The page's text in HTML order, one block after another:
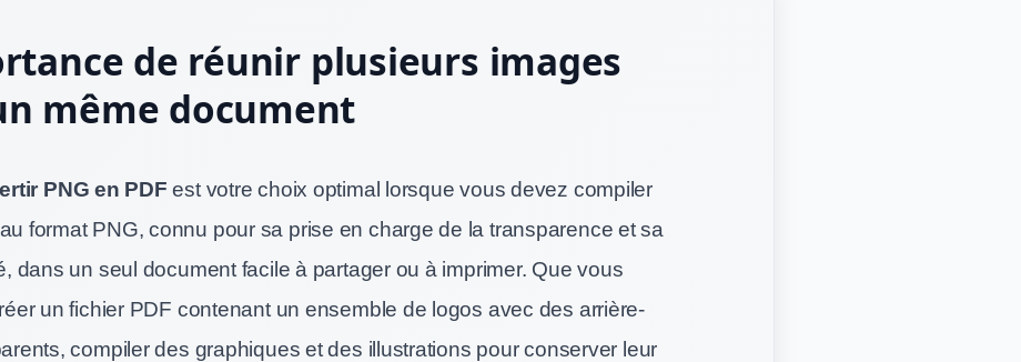
de réunir plusieurs images
même document
PNG en PDF est votre choix optimal lorsque vous devez compiler
format PNG, connu pour sa prise en charge de la transparence et sa
dans un seul document facile à partager ou à imprimer. Que vous
un fichier PDF contenant un ensemble de logos avec des arrière-
compiler des graphiques et des illustrations pour conserver leur